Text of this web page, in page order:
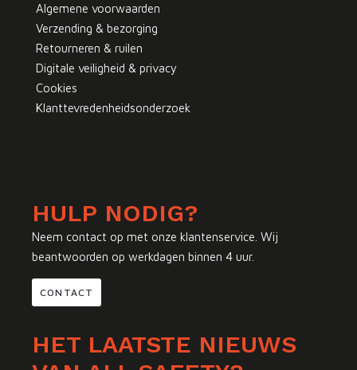
Algemene voorwaarden
Verzending & bezorging
Retourneren & ruilen
Digitale veiligheid & privacy
Cookies
Klanttevredenheidsonderzoek
HULP NODIG?
Neem contact op met onze klantenservice. Wij
beantwoorden op werkdagen binnen 4 uur.
CONTACT
HET LAATSTE NIEUWS